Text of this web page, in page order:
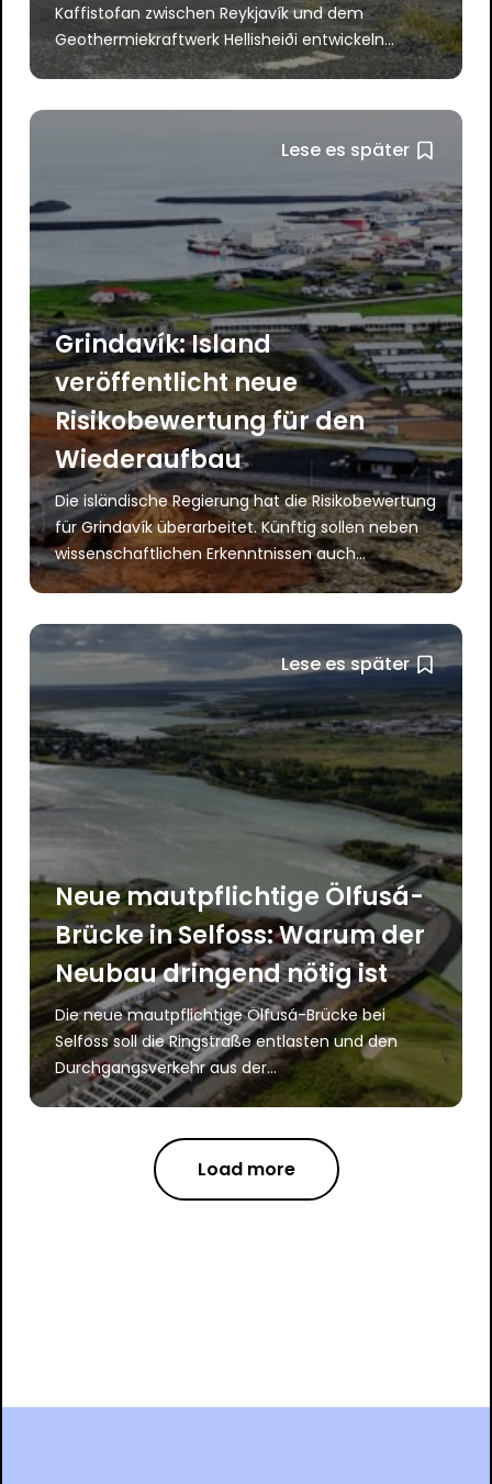
Kaffistofan zwischen Reykjavík und dem
Geothermiekraftwerk Hellisheiði entwickeln...
Lese es später
Grindavík: Island
veröffentlicht neue
Risikobewertung für den
Wiederaufbau
Die isländische Regierung hat die Risikobewertung
für Grindavík überarbeitet. Künftig sollen neben
wissenschaftlichen Erkenntnissen auch...
Lese es später
Neue mautpflichtige Ölfusá-
Brücke in Selfoss: Warum der
Neubau dringend nötig ist
Die neue mautpflichtige Ölfusá-Brücke bei
Selfoss soll die Ringstraße entlasten und den
Durchgangsverkehr aus der...
Load more